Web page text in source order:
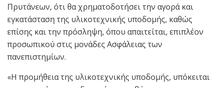
Πρυτάνεων, ότι θα χρηματοδοτήσει την αγορά και
εγκατάσταση της υλικοτεχνικής υποδομής, καθώς
επίσης και την πρόσληψη, όπου απαιτείται, επιπλέον
προσωπικού στις μονάδες Ασφάλειας των
πανεπιστημίων.
«Η προμήθεια της υλικοτεχνικής υποδομής, υπόκειται